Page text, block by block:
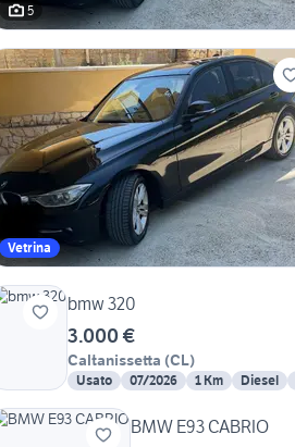
5
Vetrina
bmw 320
3.000 €
Caltanissetta (CL)
Usato 07/2026 1 Km Diesel
BMW E93 CABRIO